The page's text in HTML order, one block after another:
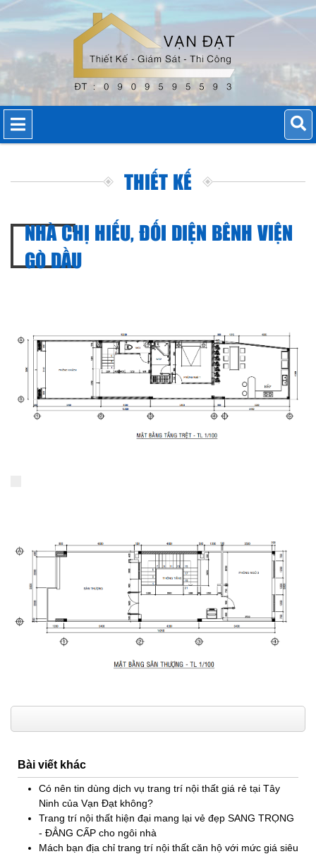
THIẾT KẾ
NHÀ CHỊ HIẾU, ĐỐI DIỆN BÊNH VIỆN
GÒ DẦU
Bài viết khác
Có nên tin dùng dịch vụ trang trí nội thất giá rẻ tại Tây
Ninh của Vạn Đạt không?
Trang trí nội thất hiện đại mang lại vẻ đẹp SANG TRỌNG
- ĐẲNG CẤP cho ngôi nhà
Mách bạn địa chỉ trang trí nội thất căn hộ với mức giá siêu